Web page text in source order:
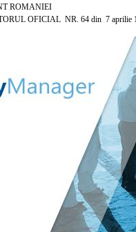
ROMANIEI
OFICIAL NR. 64 din 7 aprilie